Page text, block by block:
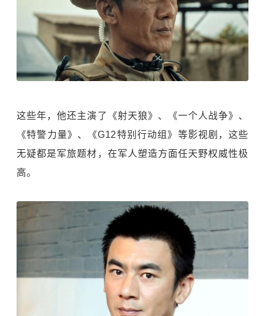
这些年，他还主演了《射天狼》、《一个人战争》、
《特警力量》、《G12特别行动组》等影视剧，这些
无疑都是军旅题材，在军人塑造方面任天野权威性极
高。